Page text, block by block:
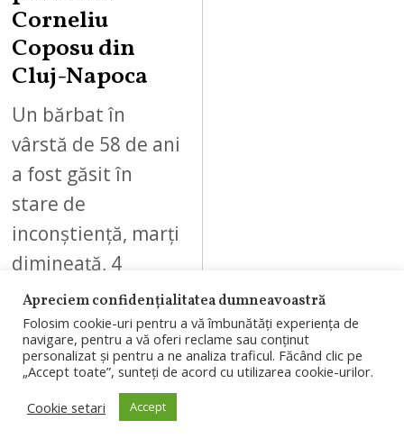
Corneliu
Coposu din
Cluj-Napoca
Un bărbat în
vârstă de 58 de ani
a fost găsit în
stare de
inconștiență, marți
dimineață, 4
august 2026, pe
strada…
Apreciem confidențialitatea dumneavoastră
Folosim cookie-uri pentru a vă îmbunătăți experiența de
navigare, pentru a vă oferi reclame sau conținut
personalizat și pentru a ne analiza traficul. Făcând clic pe
„Accept toate”, sunteți de acord cu utilizarea cookie-urilor.
Cookie setari
Accept